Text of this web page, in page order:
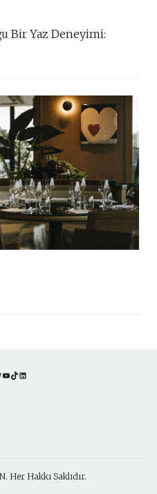
Bir Yaz Deneyimi:
TwitterYouTube
TikTok
Her Hakkı Saklıdır.